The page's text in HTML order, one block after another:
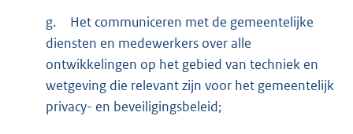
g.
Het communiceren met de gemeentelijke
diensten en medewerkers over alle
ontwikkelingen op het gebied van techniek en
wetgeving die relevant zijn voor het gemeentelijk
privacy- en beveiligingsbeleid;